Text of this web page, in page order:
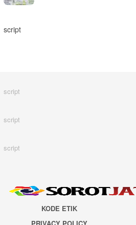
script
script
script
script
KODE ETIK